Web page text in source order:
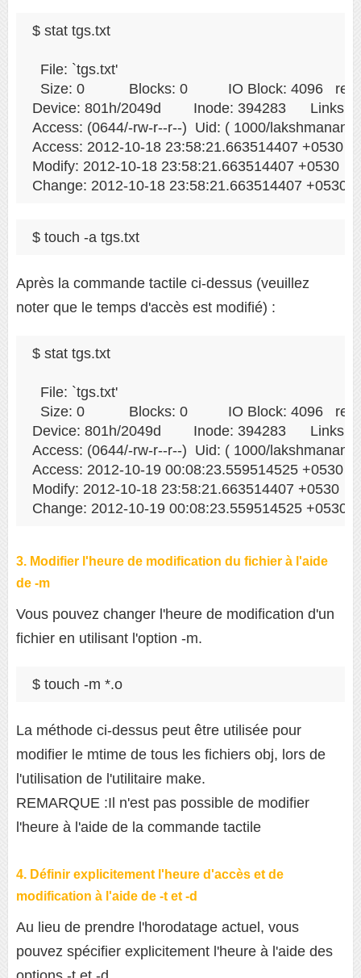
$ stat tgs.txt
  File: `tgs.txt'
  Size: 0         	Blocks: 0          IO Block: 4096   regular empty file
Device: 801h/2049d	Inode: 394283      Links: 1
Access: (0644/-rw-r--r--)  Uid: ( 1000/lakshmanan)
Access: 2012-10-18 23:58:21.663514407 +0530
Modify: 2012-10-18 23:58:21.663514407 +0530
Change: 2012-10-18 23:58:21.663514407 +0530
$ touch -a tgs.txt
Après la commande tactile ci-dessus (veuillez
noter que le temps d'accès est modifié) :
$ stat tgs.txt
  File: `tgs.txt'
  Size: 0         	Blocks: 0          IO Block: 4096   regular empty file
Device: 801h/2049d	Inode: 394283      Links: 1
Access: (0644/-rw-r--r--)  Uid: ( 1000/lakshmanan)
Access: 2012-10-19 00:08:23.559514525 +0530
Modify: 2012-10-18 23:58:21.663514407 +0530
Change: 2012-10-19 00:08:23.559514525 +0530
3. Modifier l'heure de modification du fichier à l'aide
de -m
Vous pouvez changer l'heure de modification d'un
fichier en utilisant l'option -m.
$ touch -m *.o
La méthode ci-dessus peut être utilisée pour
modifier le mtime de tous les fichiers obj, lors de
l'utilisation de l'utilitaire make.
REMARQUE :Il n'est pas possible de modifier
l'heure à l'aide de la commande tactile
4. Définir explicitement l'heure d'accès et de
modification à l'aide de -t et -d
Au lieu de prendre l'horodatage actuel, vous
pouvez spécifier explicitement l'heure à l'aide des